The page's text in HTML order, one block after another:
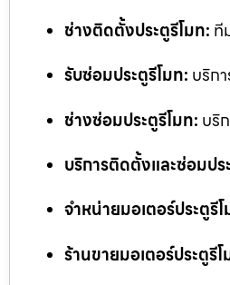
ช่างติดตั้งประตูรีโมท: ที
รับซ่อมประตูรีโมท: บริก
ช่างซ่อมประตูรีโมท: บริ
บริการติดตั้งและซ่อมปร
จำหน่ายมอเตอร์ประตูรี
ร้านขายมอเตอร์ประตูรี